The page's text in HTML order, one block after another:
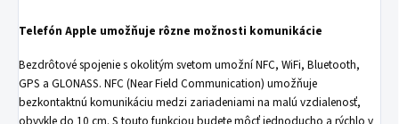
Telefón Apple umožňuje rôzne možnosti komunikácie
Bezdrôtové spojenie s okolitým svetom umožní NFC, WiFi, Bluetooth,
GPS a GLONASS. NFC (Near Field Communication) umožňuje
bezkontaktnú komunikáciu medzi zariadeniami na malú vzdialenosť,